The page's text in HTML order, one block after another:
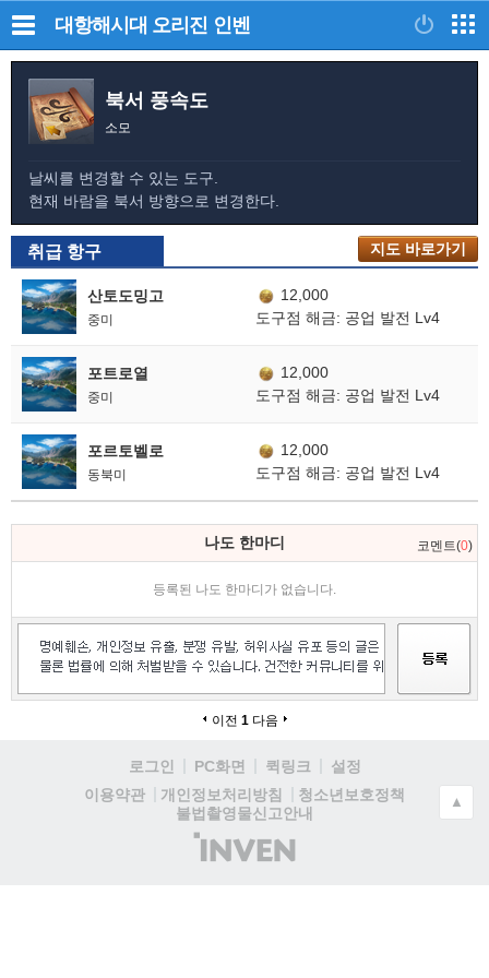
대항해시대 오리진 인벤
북서 풍속도
소모
날씨를 변경할 수 있는 도구.
현재 바람을 북서 방향으로 변경한다.
취급 항구 지도 바로가기
산토도밍고
중미
12,000
도구점 해금: 공업 발전 Lv4
포트로열
중미
12,000
도구점 해금: 공업 발전 Lv4
포르토벨로
동북미
12,000
도구점 해금: 공업 발전 Lv4
나도 한마디 코멘트(0)
등록된 나도 한마디가 없습니다.
이전 1 다음
로그인 PC화면 퀵링크
설정
이용약관
개인정보처리방침
청소년보호정책
불법촬영물신고안내
(주)
인
▲